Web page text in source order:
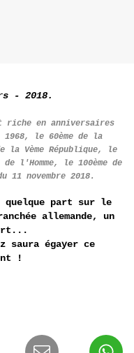
- 2018.
riche en anniversaires
1968, le 60ème de la
la Vème République, le
l'Homme, le 100ème de
novembre 2018.
quelque part sur le
allemande, un
saura égayer ce
!